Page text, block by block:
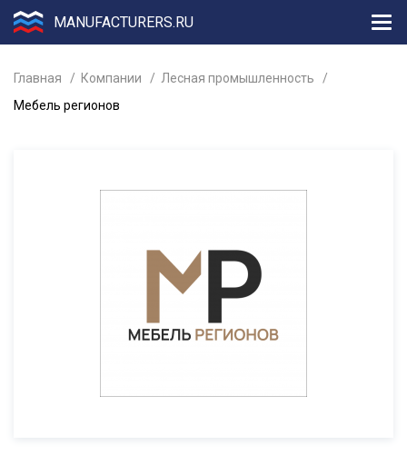
MANUFACTURERS.RU
Главная Компании
Лесная промышленность
Мебель регионов